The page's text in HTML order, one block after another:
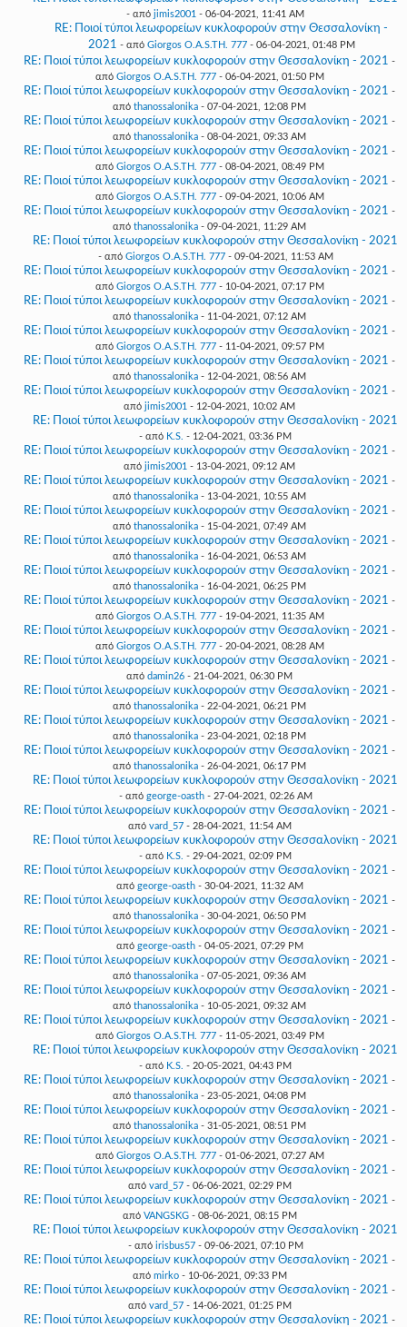
- από jimis2001 - 06-04-2021, 11:41 AM
RE: Ποιοί τύποι λεωφορείων κυκλοφορούν στην Θεσσαλονίκη -
2021 - από Giorgos O.A.S.TH. 777- 06-04-2021, 01:48 PM
RE: Ποιοί τύποι λεωφορείων κυκλοφορούν στην Θεσσαλονίκη - 2021 -
από Giorgos O.A.S.TH. 777- 06-04-2021, 01:50 PM
RE: Ποιοί τύποι λεωφορείων κυκλοφορούν στην Θεσσαλονίκη - 2021 -
από thanossalonika - 07-04-2021, 12:08 PM
RE: Ποιοί τύποι λεωφορείων κυκλοφορούν στην Θεσσαλονίκη - 2021 -
από thanossalonika - 08-04-2021, 09:33 AM
RE: Ποιοί τύποι λεωφορείων κυκλοφορούν στην Θεσσαλονίκη - 2021 -
από Giorgos O.A.S.TH. 777- 08-04-2021, 08:49 PM
RE: Ποιοί τύποι λεωφορείων κυκλοφορούν στην Θεσσαλονίκη - 2021 -
από Giorgos O.A.S.TH. 777- 09-04-2021, 10:06 AM
RE: Ποιοί τύποι λεωφορείων κυκλοφορούν στην Θεσσαλονίκη - 2021 -
από thanossalonika - 09-04-2021, 11:29 AM
RE: Ποιοί τύποι λεωφορείων κυκλοφορούν στην Θεσσαλονίκη - 2021
- από Giorgos O.A.S.TH. 777- 09-04-2021, 11:53 AM
RE: Ποιοί τύποι λεωφορείων κυκλοφορούν στην Θεσσαλονίκη - 2021 -
από Giorgos O.A.S.TH. 777- 10-04-2021, 07:17 PM
RE: Ποιοί τύποι λεωφορείων κυκλοφορούν στην Θεσσαλονίκη - 2021 -
από thanossalonika - 11-04-2021, 07:12 AM
RE: Ποιοί τύποι λεωφορείων κυκλοφορούν στην Θεσσαλονίκη - 2021 -
από Giorgos O.A.S.TH. 777- 11-04-2021, 09:57 PM
RE: Ποιοί τύποι λεωφορείων κυκλοφορούν στην Θεσσαλονίκη - 2021 -
από thanossalonika - 12-04-2021, 08:56 AM
RE: Ποιοί τύποι λεωφορείων κυκλοφορούν στην Θεσσαλονίκη - 2021 -
από jimis2001 - 12-04-2021, 10:02 AM
RE: Ποιοί τύποι λεωφορείων κυκλοφορούν στην Θεσσαλονίκη - 2021
- από K.S. - 12-04-2021, 03:36 PM
RE: Ποιοί τύποι λεωφορείων κυκλοφορούν στην Θεσσαλονίκη - 2021 -
από jimis2001 - 13-04-2021, 09:12 AM
RE: Ποιοί τύποι λεωφορείων κυκλοφορούν στην Θεσσαλονίκη - 2021 -
από thanossalonika - 13-04-2021, 10:55 AM
RE: Ποιοί τύποι λεωφορείων κυκλοφορούν στην Θεσσαλονίκη - 2021 -
από thanossalonika - 15-04-2021, 07:49 AM
RE: Ποιοί τύποι λεωφορείων κυκλοφορούν στην Θεσσαλονίκη - 2021 -
από thanossalonika - 16-04-2021, 06:53 AM
RE: Ποιοί τύποι λεωφορείων κυκλοφορούν στην Θεσσαλονίκη - 2021 -
από thanossalonika - 16-04-2021, 06:25 PM
RE: Ποιοί τύποι λεωφορείων κυκλοφορούν στην Θεσσαλονίκη - 2021 -
από Giorgos O.A.S.TH. 777- 19-04-2021, 11:35 AM
RE: Ποιοί τύποι λεωφορείων κυκλοφορούν στην Θεσσαλονίκη - 2021 -
από Giorgos O.A.S.TH. 777- 20-04-2021, 08:28 AM
RE: Ποιοί τύποι λεωφορείων κυκλοφορούν στην Θεσσαλονίκη - 2021 -
από damin26 - 21-04-2021, 06:30 PM
RE: Ποιοί τύποι λεωφορείων κυκλοφορούν στην Θεσσαλονίκη - 2021 -
από thanossalonika - 22-04-2021, 06:21 PM
RE: Ποιοί τύποι λεωφορείων κυκλοφορούν στην Θεσσαλονίκη - 2021 -
από thanossalonika - 23-04-2021, 02:18 PM
RE: Ποιοί τύποι λεωφορείων κυκλοφορούν στην Θεσσαλονίκη - 2021 -
από thanossalonika - 26-04-2021, 06:17 PM
RE: Ποιοί τύποι λεωφορείων κυκλοφορούν στην Θεσσαλονίκη - 2021
- από george-oasth- 27-04-2021, 02:26 AM
RE: Ποιοί τύποι λεωφορείων κυκλοφορούν στην Θεσσαλονίκη - 2021 -
από vard_57- 28-04-2021, 11:54 AM
RE: Ποιοί τύποι λεωφορείων κυκλοφορούν στην Θεσσαλονίκη - 2021
- από K.S. - 29-04-2021, 02:09 PM
RE: Ποιοί τύποι λεωφορείων κυκλοφορούν στην Θεσσαλονίκη - 2021 -
από george-oasth- 30-04-2021, 11:32 AM
RE: Ποιοί τύποι λεωφορείων κυκλοφορούν στην Θεσσαλονίκη - 2021 -
από thanossalonika - 30-04-2021, 06:50 PM
RE: Ποιοί τύποι λεωφορείων κυκλοφορούν στην Θεσσαλονίκη - 2021 -
από george-oasth- 04-05-2021, 07:29 PM
RE: Ποιοί τύποι λεωφορείων κυκλοφορούν στην Θεσσαλονίκη - 2021 -
από thanossalonika - 07-05-2021, 09:36 AM
RE: Ποιοί τύποι λεωφορείων κυκλοφορούν στην Θεσσαλονίκη - 2021 -
από thanossalonika - 10-05-2021, 09:32 AM
RE: Ποιοί τύποι λεωφορείων κυκλοφορούν στην Θεσσαλονίκη - 2021 -
από Giorgos O.A.S.TH. 777- 11-05-2021, 03:49 PM
RE: Ποιοί τύποι λεωφορείων κυκλοφορούν στην Θεσσαλονίκη - 2021
- από K.S. - 20-05-2021, 04:43 PM
RE: Ποιοί τύποι λεωφορείων κυκλοφορούν στην Θεσσαλονίκη - 2021 -
από thanossalonika - 23-05-2021, 04:08 PM
RE: Ποιοί τύποι λεωφορείων κυκλοφορούν στην Θεσσαλονίκη - 2021 -
από thanossalonika - 31-05-2021, 08:51 PM
RE: Ποιοί τύποι λεωφορείων κυκλοφορούν στην Θεσσαλονίκη - 2021 -
από Giorgos O.A.S.TH. 777- 01-06-2021, 07:27 AM
RE: Ποιοί τύποι λεωφορείων κυκλοφορούν στην Θεσσαλονίκη - 2021 -
από vard_57- 06-06-2021, 02:29 PM
RE: Ποιοί τύποι λεωφορείων κυκλοφορούν στην Θεσσαλονίκη - 2021 -
από VANGSKG- 08-06-2021, 08:15 PM
RE: Ποιοί τύποι λεωφορείων κυκλοφορούν στην Θεσσαλονίκη - 2021
- από irisbus57- 09-06-2021, 07:10 PM
RE: Ποιοί τύποι λεωφορείων κυκλοφορούν στην Θεσσαλονίκη - 2021 -
από mirko- 10-06-2021, 09:33 PM
RE: Ποιοί τύποι λεωφορείων κυκλοφορούν στην Θεσσαλονίκη - 2021 -
από vard_57- 14-06-2021, 01:25 PM
RE: Ποιοί τύποι λεωφορείων κυκλοφορούν στην Θεσσαλονίκη - 2021 -